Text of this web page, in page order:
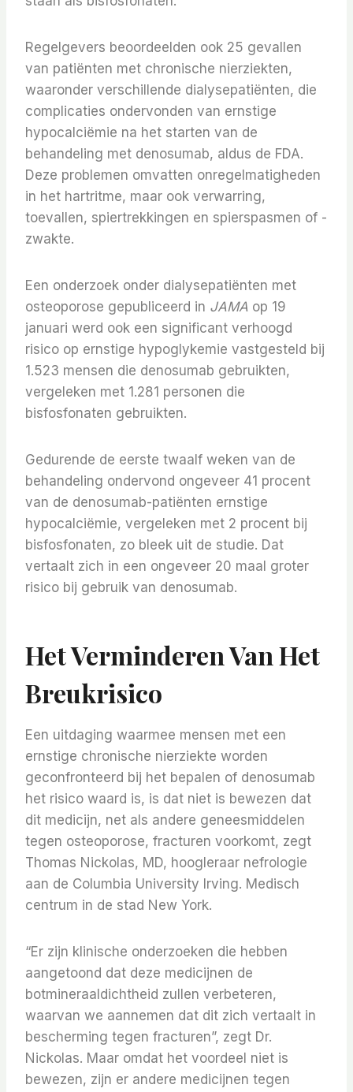
Regelgevers beoordeelden ook 25 gevallen
van patiënten met chronische nierziekten,
waaronder verschillende dialysepatiënten, die
complicaties ondervonden van ernstige
hypocalciëmie na het starten van de
behandeling met denosumab, aldus de FDA.
Deze problemen omvatten onregelmatigheden
in het hartritme, maar ook verwarring,
toevallen, spiertrekkingen en spierspasmen of -
zwakte.
Een onderzoek onder dialysepatiënten met
osteoporose gepubliceerd in JAMA op 19
januari werd ook een significant verhoogd
risico op ernstige hypoglykemie vastgesteld bij
1.523 mensen die denosumab gebruikten,
vergeleken met 1.281 personen die
bisfosfonaten gebruikten.
Gedurende de eerste twaalf weken van de
behandeling ondervond ongeveer 41 procent
van de denosumab-patiënten ernstige
hypocalciëmie, vergeleken met 2 procent bij
bisfosfonaten, zo bleek uit de studie. Dat
vertaalt zich in een ongeveer 20 maal groter
risico bij gebruik van denosumab.
Het Verminderen Van Het
Breukrisico
Een uitdaging waarmee mensen met een
ernstige chronische nierziekte worden
geconfronteerd bij het bepalen of denosumab
het risico waard is, is dat niet is bewezen dat
dit medicijn, net als andere geneesmiddelen
tegen osteoporose, fracturen voorkomt, zegt
Thomas Nickolas, MD, hoogleraar nefrologie
aan de Columbia University Irving. Medisch
centrum in de stad New York.
“Er zijn klinische onderzoeken die hebben
aangetoond dat deze medicijnen de
botmineraaldichtheid zullen verbeteren,
waarvan we aannemen dat dit zich vertaalt in
bescherming tegen fracturen”, zegt Dr.
Nickolas. Maar omdat het voordeel niet is
bewezen, zijn er andere medicijnen tegen